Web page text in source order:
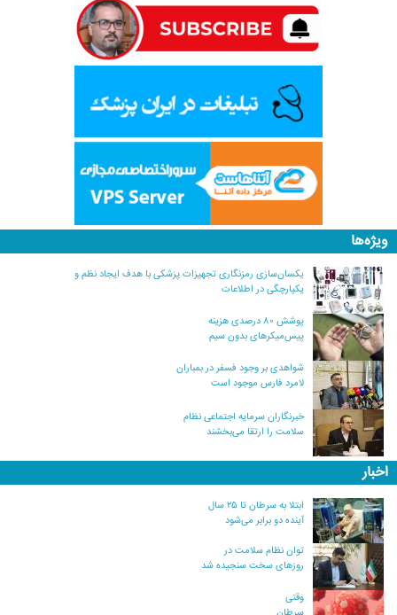
ویژه‌ها
یکسان‌سازی رمزنگاری تجهیزات پزشکی با هدف ایجاد نظم و
یکپارچگی در اطلاعات
پوشش ۸۰ درصدی هزینه
پیس‌میکرهای بدون سیم
شواهدی بر وجود فسفر در بمباران
لامرد فارس موجود است
خبرنگاران سرمایه اجتماعی نظام
سلامت را ارتقا می‌بخشند
اخبار
ابتلا به سرطان تا ۲۵ سال
آینده دو برابر می‌شود
توان نظام سلامت در
روزهای سخت سنجیده شد
وقتی